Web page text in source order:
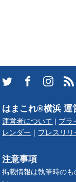
はまこれ®横浜 運
運営者について | プラ
レンダー ｜ プレスリ
注意事項
掲載情報は執筆時の